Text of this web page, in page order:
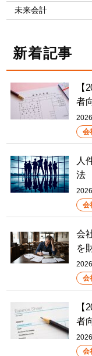
未来会計
新着記事
【
者
会
人
法
会
会
を
会
【
者
会